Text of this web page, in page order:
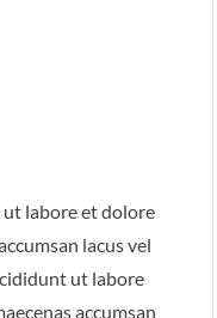
labore et dolore
lacus vel
ut labore
accumsan